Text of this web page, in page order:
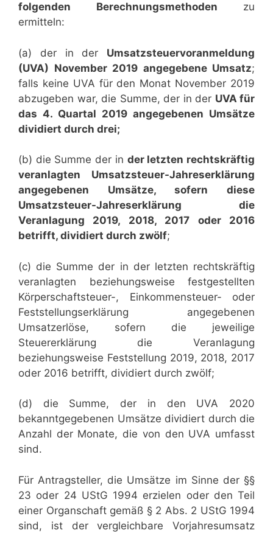
folgenden Berechnungsmethoden zu
ermitteln:
(a) der in der Umsatzsteuervoranmeldung
(UVA) November 2019 angegebene Umsatz;
falls keine UVA für den Monat November 2019
abzugeben war, die Summe, der in der UVA für
das 4. Quartal 2019 angegebenen Umsätze
dividiert durch drei;
(b) die Summe der in der letzten rechtskräftig
veranlagten Umsatzsteuer-Jahreserklärung
angegebenen Umsätze, sofern diese
Umsatzsteuer-Jahreserklärung die
Veranlagung 2019, 2018, 2017 oder 2016
betrifft, dividiert durch zwölf;
(c) die Summe der in der letzten rechtskräftig
veranlagten beziehungsweise festgestellten
Körperschaftsteuer-, Einkommensteuer- oder
Feststellungserklärung angegebenen
Umsatzerlöse, sofern die jeweilige
Steuererklärung die Veranlagung
beziehungsweise Feststellung 2019, 2018, 2017
oder 2016 betrifft, dividiert durch zwölf;
(d) die Summe, der in den UVA 2020
bekanntgegebenen Umsätze dividiert durch die
Anzahl der Monate, die von den UVA umfasst
sind.
Für Antragsteller, die Umsätze im Sinne der §§
23 oder 24 UStG 1994 erzielen oder den Teil
einer Organschaft gemäß § 2 Abs. 2 UStG 1994
sind, ist der vergleichbare Vorjahresumsatz